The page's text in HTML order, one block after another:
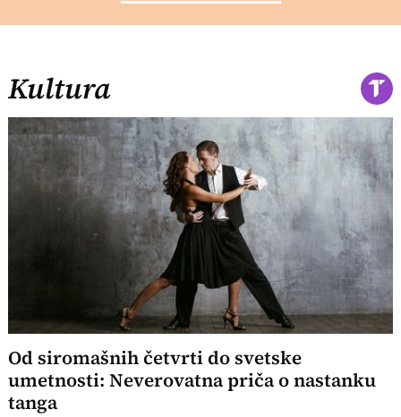
Kultura
Od siromašnih četvrti do svetske
umetnosti: Neverovatna priča o nastanku
tanga